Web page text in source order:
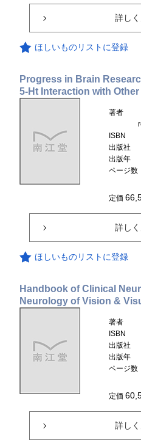
詳し
ほしいものリストに登録
Progress in Brain
5-Ht Interaction with
著者
ISBN
出版社
出版年
ページ数
定価
詳し
ほしいものリストに登録
Handbook of Clinical
Neurology of Vision &
著者
ISBN
出版社
出版年
ページ数
定価
詳し